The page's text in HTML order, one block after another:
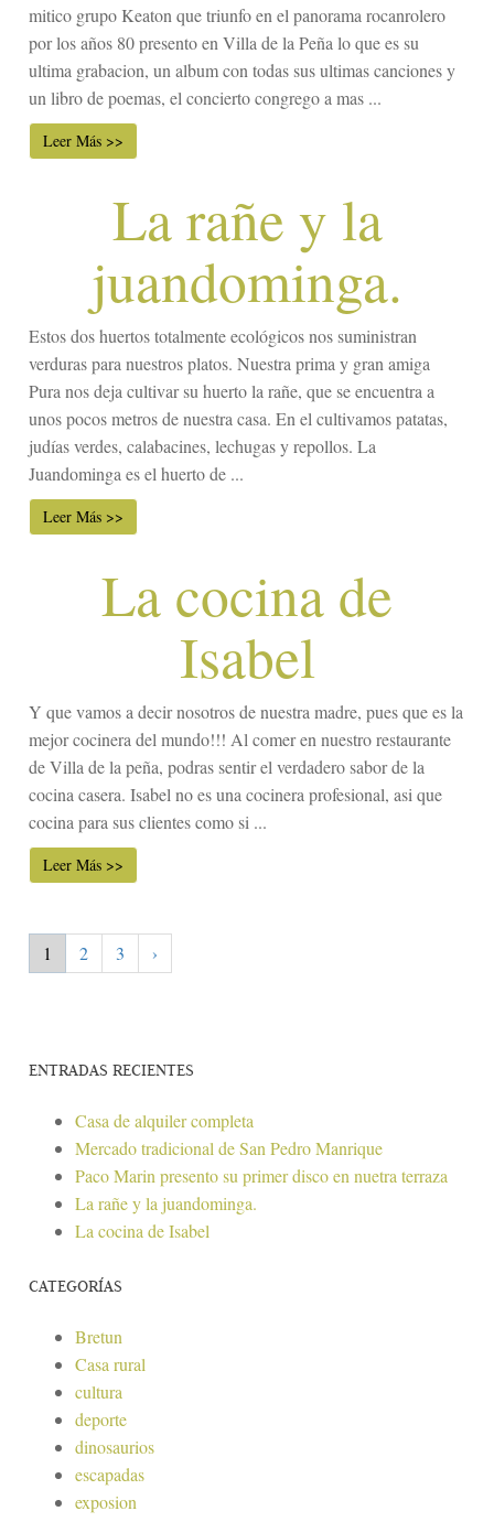
mitico grupo Keaton que triunfo en el panorama rocanrolero
por los años 80 presento en Villa de la Peña lo que es su
ultima grabacion, un album con todas sus ultimas canciones y
un libro de poemas, el concierto congrego a mas ...
Leer Más >>
La rañe y la
juandominga.
Estos dos huertos totalmente ecológicos nos suministran
verduras para nuestros platos. Nuestra prima y gran amiga
Pura nos deja cultivar su huerto la rañe, que se encuentra a
unos pocos metros de nuestra casa. En el cultivamos patatas,
judías verdes, calabacines, lechugas y repollos. La
Juandominga es el huerto de ...
Leer Más >>
La cocina de
Isabel
Y que vamos a decir nosotros de nuestra madre, pues que es la
mejor cocinera del mundo!!! Al comer en nuestro restaurante
de Villa de la peña, podras sentir el verdadero sabor de la
cocina casera. Isabel no es una cocinera profesional, asi que
cocina para sus clientes como si ...
Leer Más >>
1 2 3 ›
ENTRADAS RECIENTES
Casa de alquiler completa
Mercado tradicional de San Pedro Manrique
Paco Marin presento su primer disco en nuetra terraza
La rañe y la juandominga.
La cocina de Isabel
CATEGORÍAS
Bretun
Casa rural
cultura
deporte
dinosaurios
escapadas
exposion